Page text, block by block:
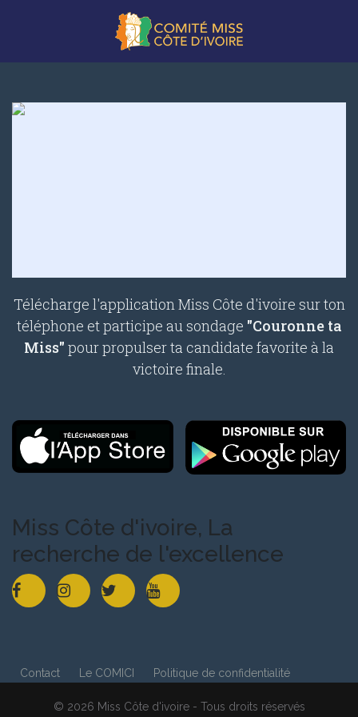
Télécharge l'application Miss Côte d'ivoire sur ton
téléphone et participe au sondage "Couronne ta
Miss" pour propulser ta candidate favorite à la
victoire finale.
Miss Côte d'ivoire, La
recherche de l'excellence
Contact Le COMICI Politique de confidentialité
© 2026 Miss Côte d'ivoire - Tous droits réservés